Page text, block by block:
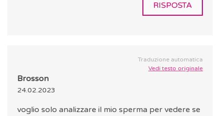
RISPOSTA
Traduzione automatica
Vedi testo originale
Brosson
24.02.2023
voglio solo analizzare il mio sperma per vedere se